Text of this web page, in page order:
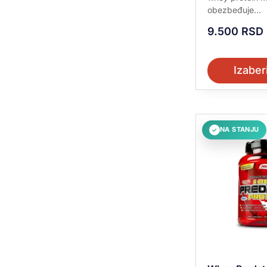
obezbeđuje...
9.500 RSD
✓ NA STANJU